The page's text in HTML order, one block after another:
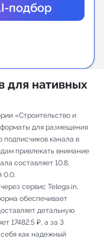
подбор
для нативных
«Строительство и
для размещения
подписчиков канала в
привлекать внимание
составляет 10.8,
0.0.
сервис Telega.in,
обеспечивает
детальную
17482.5 ₽, а за 3
как надежный